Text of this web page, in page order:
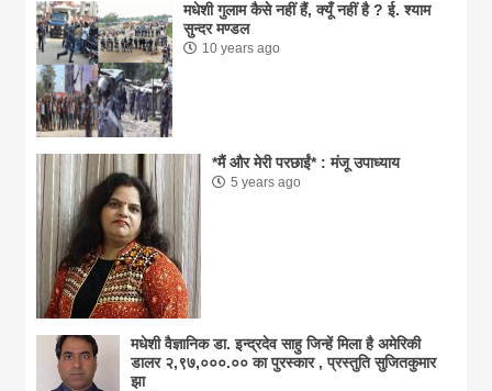
मधेशी गुलाम कैसे नहीं हैं, क्यूँ नहीं है ? ई. श्याम
सुन्दर मण्डल
10 years ago
*मैं और मेरी परछाईं* : मंजू उपाध्याय
5 years ago
मधेशी वैज्ञानिक डा. इन्द्रदेव साहु जिन्हें मिला है अमेरिकी
डालर २,९७,०००.०० का पुरस्कार , प्रस्तुति सुजितकुमार
झा